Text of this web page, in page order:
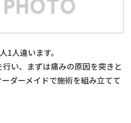
1人違います。
い、まずは痛みの原因を突きと
ダーメイドで施術を組み立てて